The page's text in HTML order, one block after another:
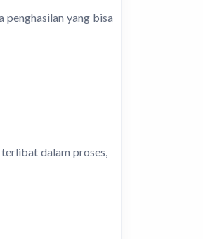
penghasilan yang bisa
dalam proses,